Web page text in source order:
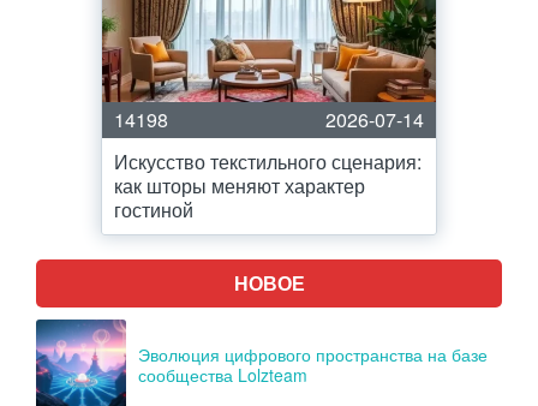
14198
2026-07-14
Искусство текстильного сценария:
как шторы меняют характер
гостиной
НОВОЕ
Эволюция цифрового пространства на базе
сообщества Lolzteam